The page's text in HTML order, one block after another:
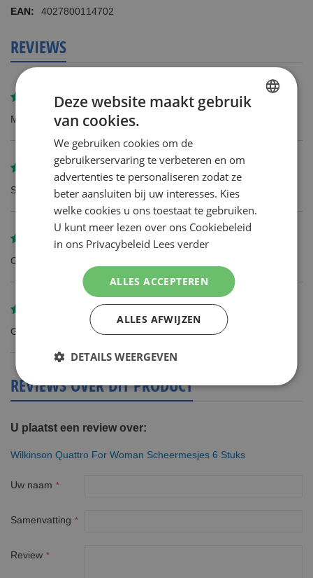
4027800114702
REVIEWS
Gereviewd door
Maarten Monninkhof
Mesjes zijn goed, maar wel duur
Gereviewd door
Snelle levering
Gereviewd door Bianca Molly
Goed product
Gereviewd door
Goede scheermesjes
REVIEWS OVER DIT PRODUCT
U plaatst een review over:
Wilkinson Quattro For Woman Scheermesjes 6 Stuks
Uw naam
Samenvatting
Review
Deze website maakt gebruik
van cookies.
We gebruiken cookies om de
gebruikerservaring te verbeteren en om
advertenties te personaliseren zodat ze
beter aansluiten bij uw interesses. Kies
welke cookies u ons toestaat te gebruiken.
U kunt meer lezen over ons Cookiebeleid
in ons Privacybeleid Lees verder
ALLES ACCEPTEREN
ALLES AFWIJZEN
DETAILS WEERGEVEN